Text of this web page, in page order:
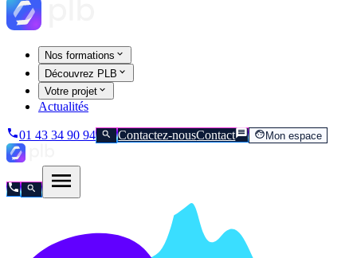
Nos formations
Découvrez PLB
Votre projet
Actualités
01 43 34 90 94 Contactez-nousContact Mon espace